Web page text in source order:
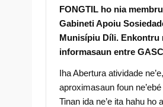
FONGTIL ho nia
Gabineti Apoiu
Munisípiu Díli. Enkontru
informasaun entre
Iha Abertura atividade
aproximasaun foun
Tinan ida ne’e ita hahu